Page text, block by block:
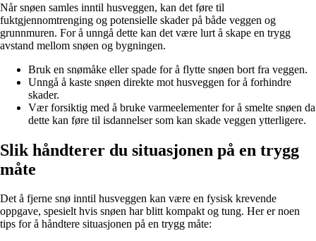
Når snøen samles inntil husveggen, kan det føre til
fuktgjennomtrenging og potensielle skader på både veggen og
grunnmuren. For å unngå dette kan det være lurt å skape en trygg
avstand mellom snøen og bygningen.
Bruk en snømåke eller spade for å flytte snøen bort fra veggen.
Unngå å kaste snøen direkte mot husveggen for å forhindre
skader.
Vær forsiktig med å bruke varmeelementer for å smelte snøen da
dette kan føre til isdannelser som kan skade veggen ytterligere.
Slik håndterer du situasjonen på en trygg
måte
Det å fjerne snø inntil husveggen kan være en fysisk krevende
oppgave, spesielt hvis snøen har blitt kompakt og tung. Her er noen
tips for å håndtere situasjonen på en trygg måte: